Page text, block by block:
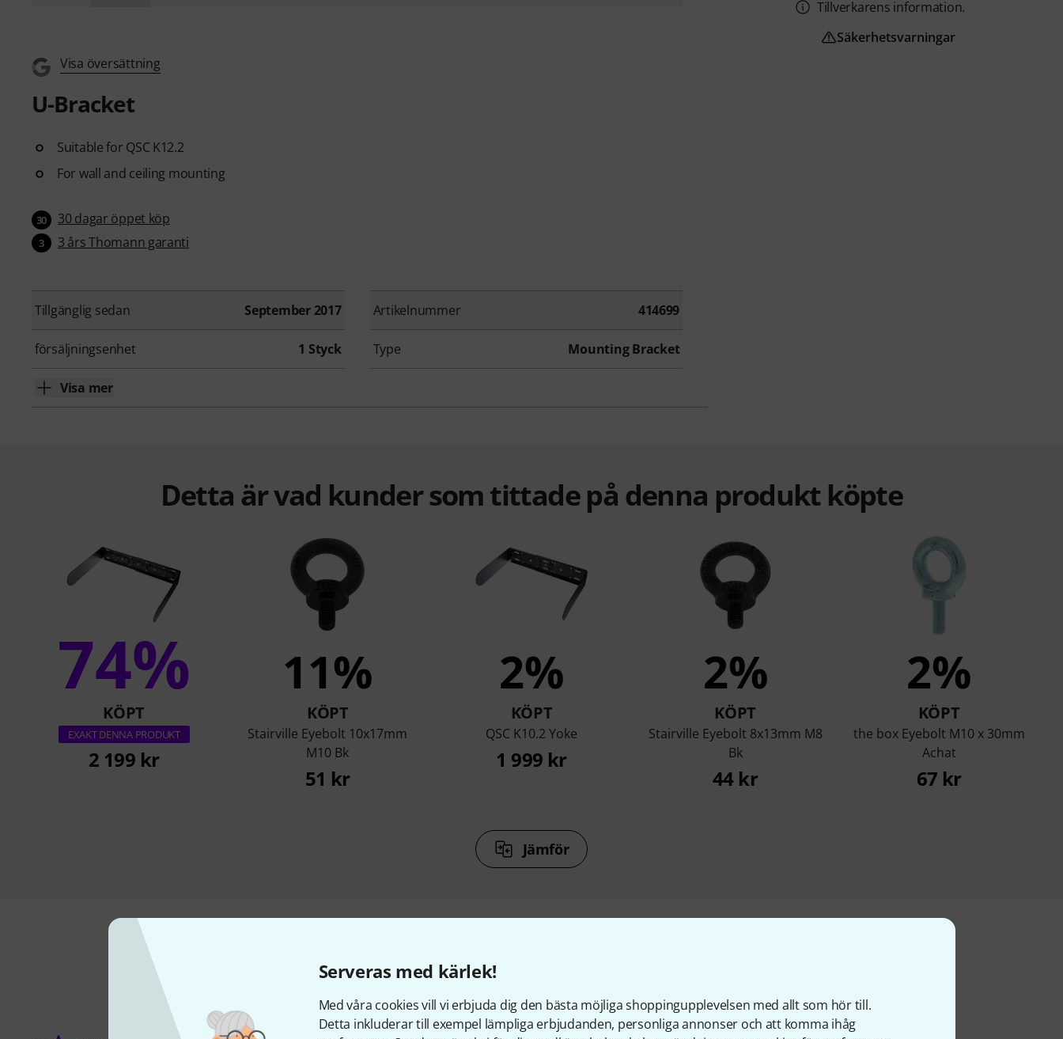
Serveras med kärlek!
Med våra cookies vill vi erbjuda dig den bästa möjliga shoppingupplevelsen med allt som hör till.
Detta inkluderar till exempel lämpliga erbjudanden, personliga annonser och att komma ihåg
Visa översättning
U-Bracket
Suitable for QSC K12.2
For wall and ceiling mounting
30 30 dagar öppet köp
3 3 års Thomann garanti
Tillgänglig sedan September 2017 Artikelnummer 414699
försäljningsenhet 1 Styck Type Mounting Bracket
Visa mer
Tillverkarens information.
Säkerhetsvarningar
Detta är vad kunder som tittade på denna produkt köpte
74%
KÖPT
EXAKT DENNA PRODUKT
2 199 kr
11%
KÖPT
Stairville Eyebolt 10x17mm
M10 Bk
51 kr
2%
KÖPT
QSC K10.2 Yoke
1 999 kr
2%
KÖPT
Stairville Eyebolt 8x13mm M8
Bk
44 kr
2%
KÖPT
the box Eyebolt M10 x 30mm
Achat
67 kr
Jämför
3Kundbetyg